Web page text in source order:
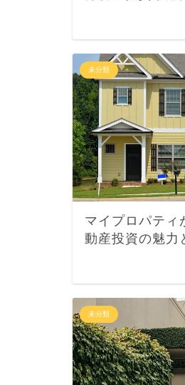
未分類
マイプロパティ
動産投資の魅力
未分類